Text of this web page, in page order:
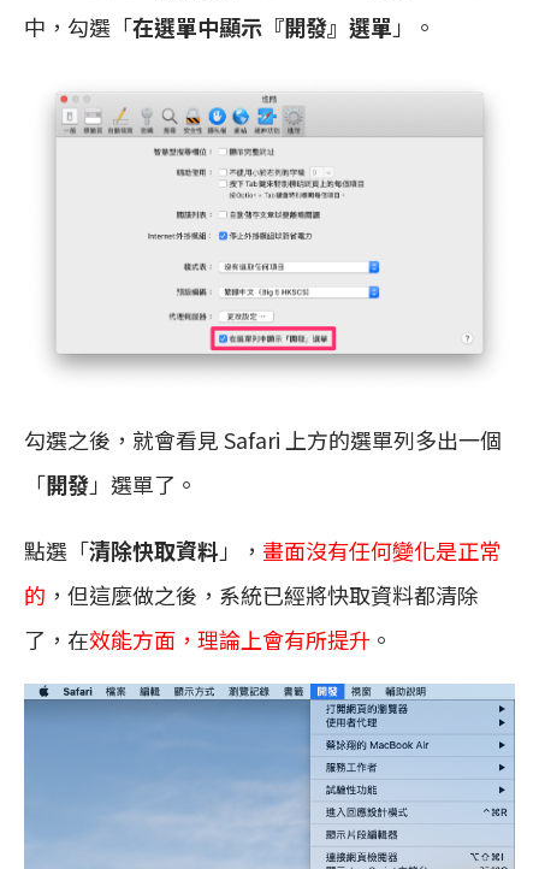
中，勾選「在選單中顯示『開發』選單」。
勾選之後，就會看見 Safari 上方的選單列多出一個
「開發」選單了。
點選「清除快取資料」， 畫面沒有任何變化是正常
的 ，但這麼做之後，系統已經將快取資料都清除
了，在效能方面，理論上會有所提升 。